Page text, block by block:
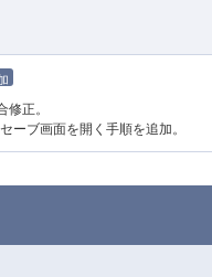
正。
ーブ画面を開く手順を追加。